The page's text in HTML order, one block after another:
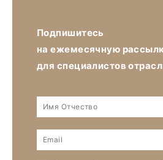
Подпишитесь
на ежемесячную
для специалистов